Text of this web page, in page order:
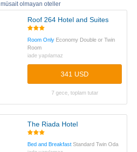
müsait olmayan oteller
Roof 264 Hotel and Suites
Room Only Economy Double or Twin
Room
iade yapılamaz
341 USD
7 gece, toplam tutar
The Riada Hotel
Bed and Breakfast Standard Twin Oda